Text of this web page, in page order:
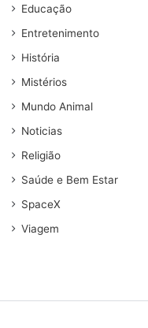
Educação
Entretenimento
História
Mistérios
Mundo Animal
Noticias
Religião
Saúde e Bem Estar
SpaceX
Viagem